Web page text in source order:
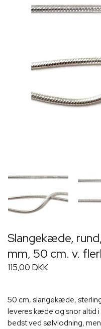
Slangekæde,
mm, 50 cm. v.
115,00 DKK
50 cm, slangekæde,
leveres kæde og snor altid i
bedst ved sølvlodning,